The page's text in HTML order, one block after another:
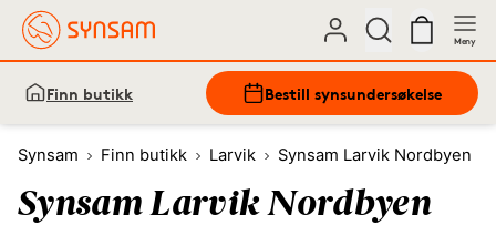
Meny
Finn butikk Bestill synsundersøkelse
Synsam Finn butikk Larvik Synsam Larvik Nordbyen
Synsam Larvik Nordbyen